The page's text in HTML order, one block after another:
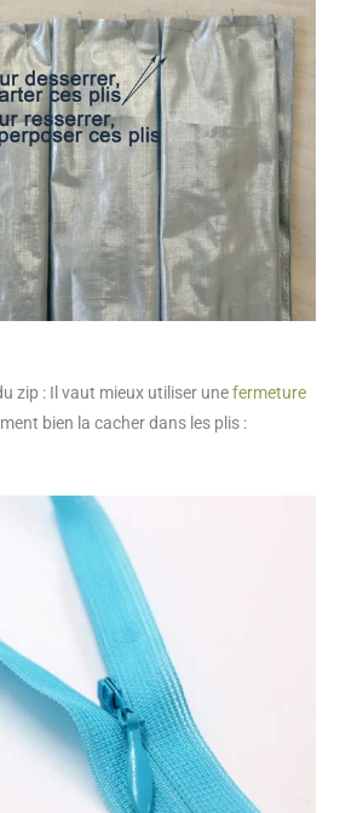
zip : Il vaut mieux utiliser unefermeture
bien la cacher dans les plis :